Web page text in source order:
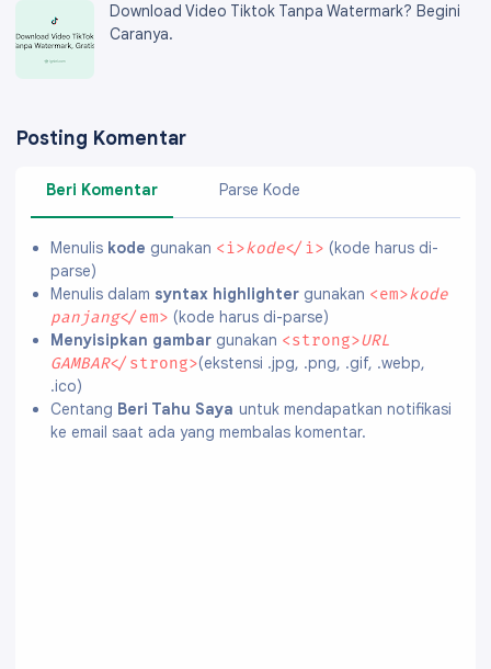
Download Video Tiktok Tanpa Watermark? Begini
Caranya.
Posting Komentar
Beri Komentar Parse Kode
Menulis kode gunakan <i>kode</i> (kode harus di-
parse)
Menulis dalam syntax highlightergunakan <em>kode
panjang</em> (kode harus di-parse)
Menyisipkan gambargunakan <strong>URL
GAMBAR</strong>(ekstensi .jpg, .png, .gif, .webp,
.ico)
Centang Beri Tahu Saya untuk mendapatkan notifikasi
ke email saat ada yang membalas komentar.